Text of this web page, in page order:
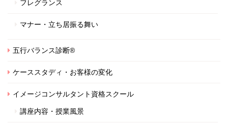
フレグランス
マナー・立ち居振る舞い
五行バランス診断®
ケーススタディ・お客様の変化
イメージコンサルタント資格スクール
講座内容・授業風景